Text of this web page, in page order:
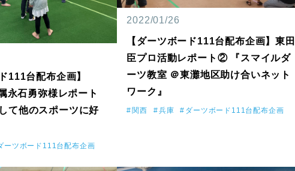
111台配布企画】
永石勇弥様レポート
て他のスポーツに好
ーツボード111台配布企画
2022/01/26
【ダーツボード111台配布企画】東田
臣プロ活動レポート② 『スマイルダ
ーツ教室 ＠東灘地区助け合いネット
ワーク』
関西 兵庫 ダーツボード111台配布企画